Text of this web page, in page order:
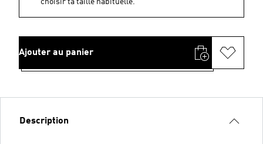
choisir ta taille habituelle.
Ajouter au panier
Description